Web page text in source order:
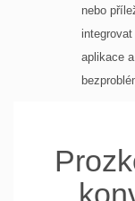
nebo
aplikace